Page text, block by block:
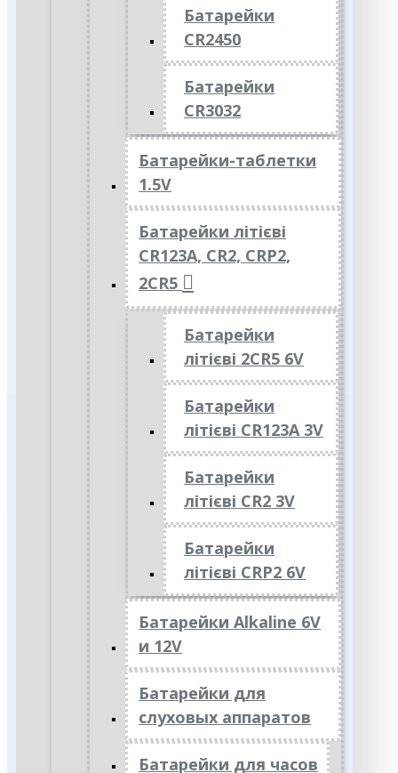
Батарейки
CR2450
Батарейки
CR3032
Батарейки-таблетки
1.5V
Батарейки літієві
CR123A, CR2, CRP2,
2CR5
Батарейки
літієві 2CR5 6V
Батарейки
літієві CR123A 3V
Батарейки
літієві CR2 3V
Батарейки
літієві CRP2 6V
Батарейки Alkaline 6V
и 12V
Батарейки для
слуховых аппаратов
Батарейки для часов